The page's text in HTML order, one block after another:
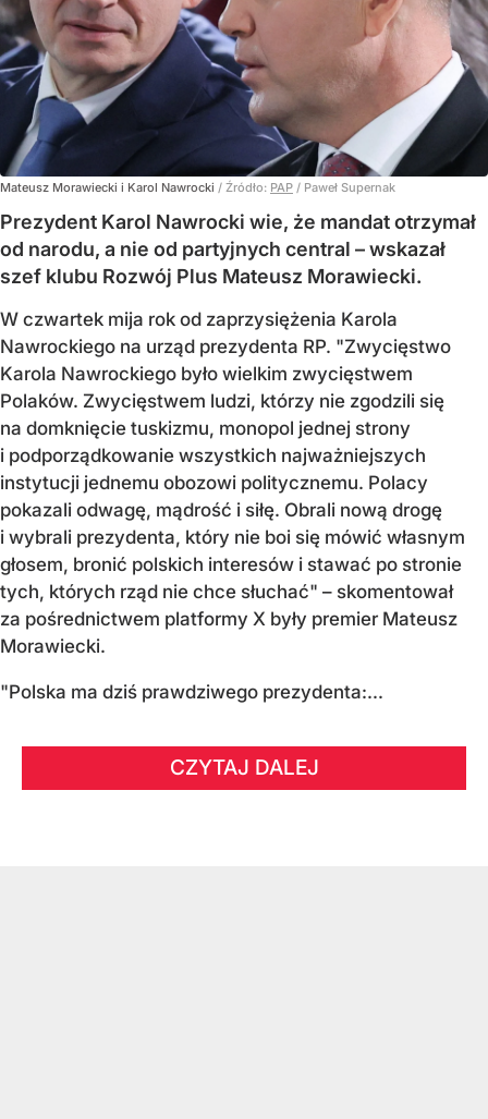
Mateusz Morawiecki i Karol Nawrocki / Źródło: PAP / Paweł Supernak
Prezydent Karol Nawrocki wie, że mandat otrzymał
od narodu, a nie od partyjnych central – wskazał
szef klubu Rozwój Plus Mateusz Morawiecki.
W czwartek mija rok od zaprzysiężenia Karola
Nawrockiego na urząd prezydenta RP. "Zwycięstwo
Karola Nawrockiego było wielkim zwycięstwem
Polaków. Zwycięstwem ludzi, którzy nie zgodzili się
na domknięcie tuskizmu, monopol jednej strony
i podporządkowanie wszystkich najważniejszych
instytucji jednemu obozowi politycznemu. Polacy
pokazali odwagę, mądrość i siłę. Obrali nową drogę
i wybrali prezydenta, który nie boi się mówić własnym
głosem, bronić polskich interesów i stawać po stronie
tych, których rząd nie chce słuchać" – skomentował
za pośrednictwem platformy X były premier Mateusz
Morawiecki.
"Polska ma dziś prawdziwego prezydenta:...
CZYTAJ DALEJ